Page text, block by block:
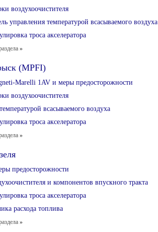
воздухоочистителя
управления температурой всасываемого воздуха
троса акселератора
»
(MPFI)
Marelli 1AV и меры предосторожности
воздухоочистителя
всасываемого воздуха
троса акселератора
»
предосторожности
и компонентов впускного тракта
троса акселератора
расхода топлива
»